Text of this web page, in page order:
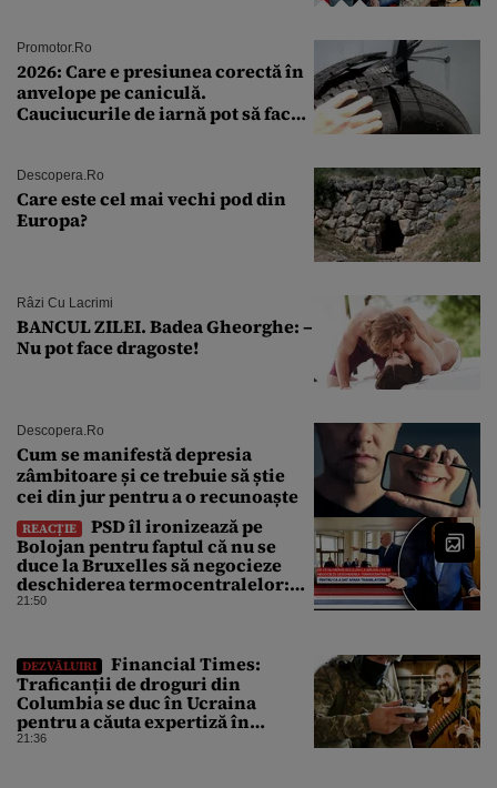
Promotor.ro
2026: Care e presiunea corectă în
anvelope pe caniculă.
Cauciucurile de iarnă pot să facă
Descopera.ro
Care este cel mai vechi pod din
Europa?
Râzi Cu Lacrimi
BANCUL ZILEI. Badea Gheorghe: –
Nu pot face dragoste!
Descopera.ro
Cum se manifestă depresia
zâmbitoare și ce trebuie să știe
cei din jur pentru a o recunoaște
REACȚIE
PSD îl ironizează pe
Bolojan pentru faptul că nu se
duce la Bruxelles să negocieze
deschiderea termocentralelor:
„Pentru că a dat afară
21:50
DEZVĂLUIRI
Financial Times:
Traficanții de droguri din
Columbia se duc în Ucraina
pentru a căuta expertiză în
domeniul dronelor
21:36